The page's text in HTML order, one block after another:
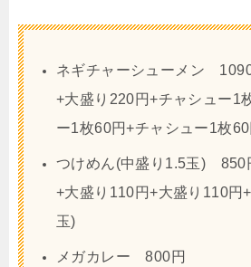
ネギチャーシューメン
+大盛り220円+チャシュー1
ー1枚60円+チャシュー1枚60
つけめん(中盛り1.5玉) 850
+大盛り110円+大盛り110円
玉)
メガカレー 800円